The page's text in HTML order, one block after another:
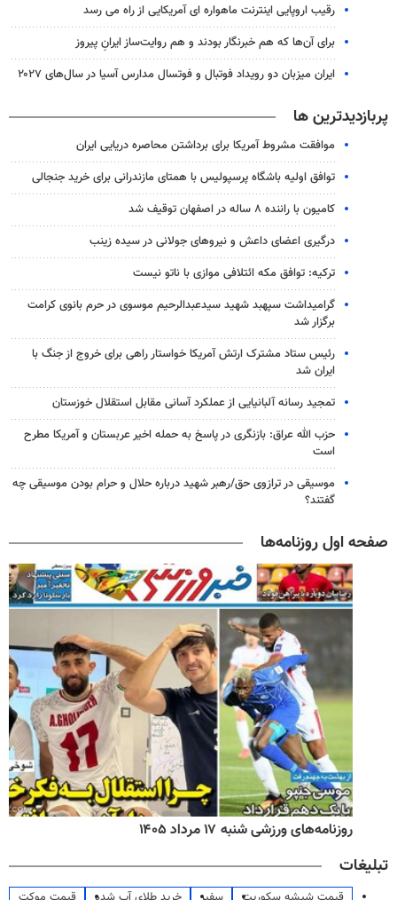
رقیب اروپایی اینترنت ماهواره ای آمریکایی از راه می رسد
برای آن‌ها که هم خبرنگار بودند و هم‌ روایت‌ساز ایرانِ پیروز
ایران میزبان دو رویداد فوتبال و فوتسال مدارس آسیا در سال‌های ۲۰۲۷
پربازدیدترین ها
موافقت مشروط آمریکا برای برداشتن محاصره دریایی ایران
توافق اولیه باشگاه پرسپولیس با همتای مازندرانی برای خرید جنجالی
کامیون با راننده ۸ ساله در اصفهان توقیف شد
درگیری اعضای داعش و نیروهای جولانی در سیده زینب
ترکیه: توافق مکه ائتلافی موازی با ناتو نیست
گرامیداشت سپهبد شهید سیدعبدالرحیم موسوی در حرم بانوی کرامت
برگزار شد
رئیس ستاد مشترک ارتش آمریکا خواستار راهی برای خروج از جنگ با
ایران شد
تمجید رسانه آلبانیایی از عملکرد آسانی مقابل استقلال خوزستان
حزب الله عراق: بازنگری در پاسخ به حمله اخیر عربستان و آمریکا مطرح
است
موسیقی در ترازوی حق/رهبر شهید درباره حلال و حرام بودن موسیقی چه
گفتند؟
صفحه اول روزنامه‌ها
روزنامه‌های ورزشی شنبه ۱۷ مرداد ۱۴۰۵
تبلیغات